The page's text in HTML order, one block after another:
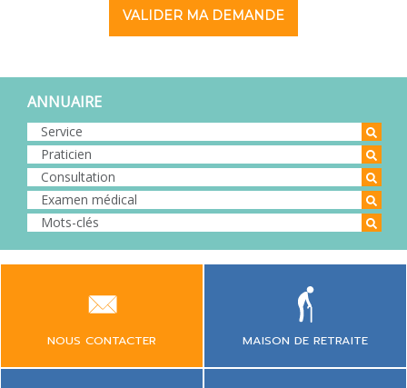
VALIDER MA DEMANDE
ANNUAIRE
NOUS CONTACTER MAISON DE RETRAITE